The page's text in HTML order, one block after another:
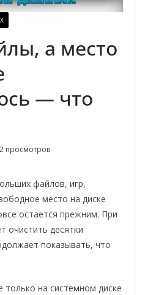
а место
— что
просмотров
файлов, игр,
место на диске
остается прежним. При
очистить десятки
показывать, что
только на системном диске